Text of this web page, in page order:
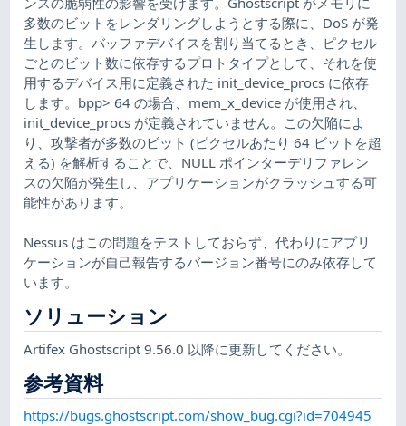
多数のビットをレンダリングしようとする際に、DoS が発
生します。バッファデバイスを割り当てるとき、ピクセル
ごとのビット数に依存するプロトタイプとして、それを使
用するデバイス用に定義された init_device_procs に依存
します。bpp> 64 の場合、mem_x_device が使用され、
init_device_procs が定義されていません。この欠陥によ
り、攻撃者が多数のビット (ピクセルあたり 64 ビットを超
える) を解析することで、NULL ポインターデリファレン
スの欠陥が発生し、アプリケーションがクラッシュする可
能性があります。
Nessus はこの問題をテストしておらず、代わりにアプリ
ケーションが自己報告するバージョン番号にのみ依存して
います。
ソリューション
Artifex Ghostscript 9.56.0 以降に更新してください。
参考資料
https://bugs.ghostscript.com/show_bug.cgi?id=704945